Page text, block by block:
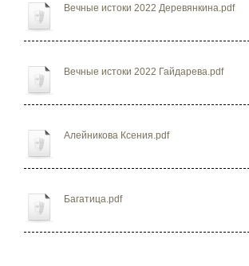
Вечные истоки 2022 Деревянкина.pdf
Вечные истоки 2022 Гайдарева.pdf
Алейникова Ксения.pdf
Багатица.pdf